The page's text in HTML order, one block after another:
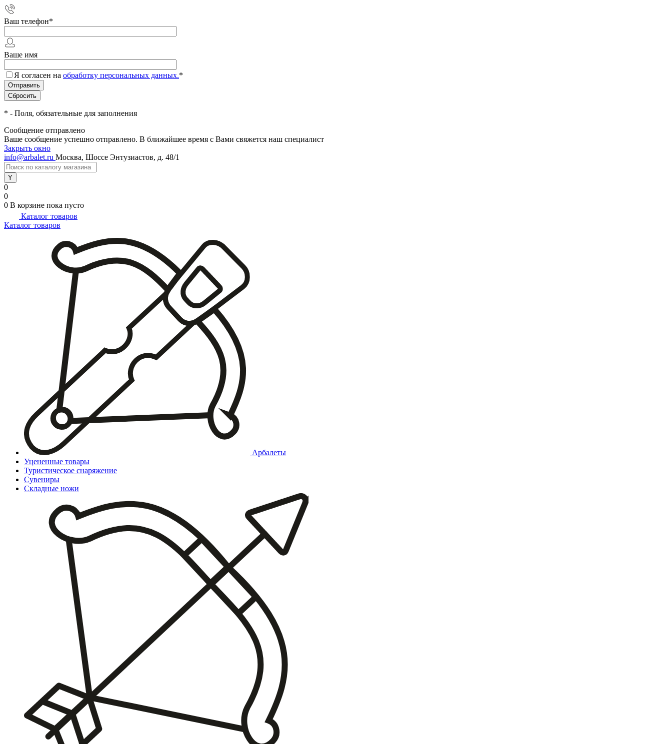
Ваш телефон*
Ваше имя
Я согласен на обработку персональных данных.*
* - Поля, обязательные для заполнения
Сообщение отправлено
Ваше сообщение успешно отправлено. В ближайшее время с Вами свяжется наш специалист
Закрыть окно
info@arbalet.ru Москва, Шоссе Энтузиастов, д. 48/1
0
0
0 В корзине пока пусто
Каталог товаров
Каталог товаров
Арбалеты
Уцененные товары
Туристическое снаряжение
Сувениры
Складные ножи